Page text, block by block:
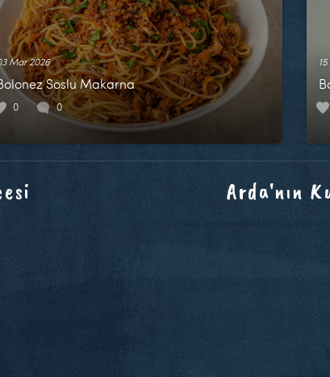
Mar 2026
Soslu Makarna
0 0
Arda'nın